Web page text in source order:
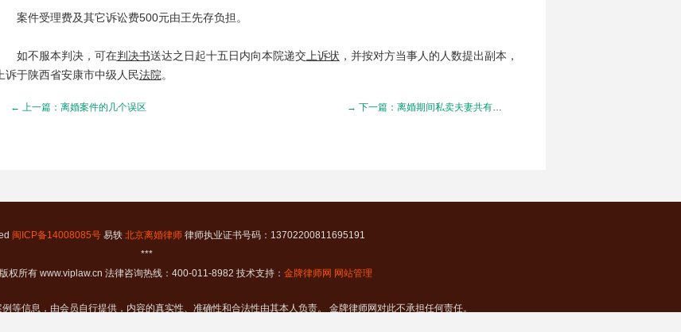
案件受理费及其它诉讼费500元由王先存负担。
如不服本判决，可在判决书送达之日起十五日内向本院递交上诉状 ，并按对方当事人的人数提出副本，
上诉于陕西省安康市中级人民法院。
← 上一篇：离婚案件的几个误区 → 下一篇：离婚期间私卖夫妻共有房产被判无效
闽ICP备14008085号易轶 北京离婚律师律师执业证书号码：13702200811695191
***
权所有 www.viplaw.cn 法律咨询热线：400-011-8982 技术支持： 金牌律师网 网站管理
等信息，由会员自行提供，内容的真实性、准确性和合法性由其本人负责。 金牌律师网对此不承担任何责任。